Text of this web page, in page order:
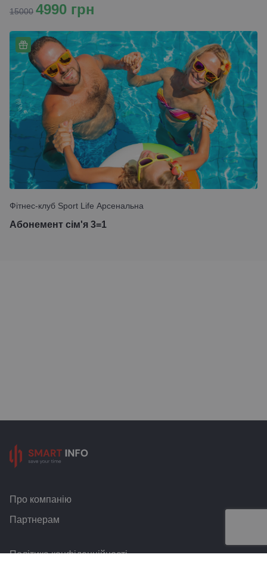
15000 4990 грн
Фітнес-клуб Sport Life Арсенальна
Абонемент сім'я 3=1
Про компанію
Партнерам
Політика конфіденційності